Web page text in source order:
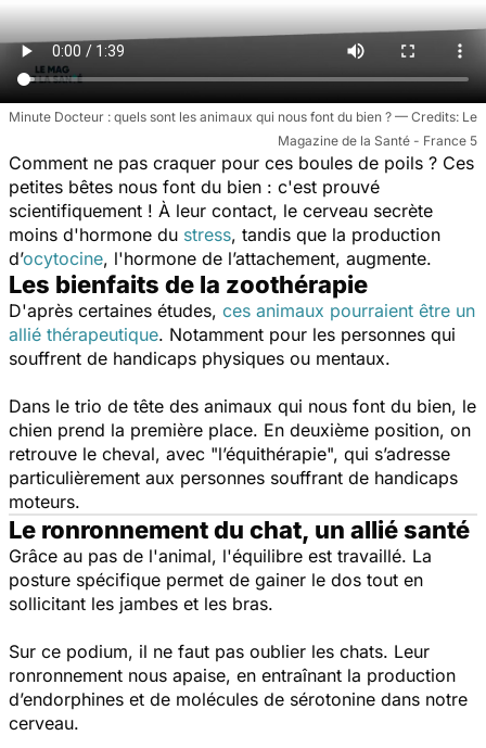
Minute Docteur : quels sont les animaux qui nous font du bien ?
Le
Magazine de la Santé - France 5
Comment ne pas craquer pour ces boules de poils ? Ces
petites bêtes nous font du bien : c'est prouvé
scientifiquement ! À leur contact, le cerveau secrète
moins d'hormone du stress, tandis que la production
d’ocytocine, l'hormone de l’attachement, augmente.
Les bienfaits de la zoothérapie
D'après certaines études, ces animaux pourraient être un
allié thérapeutique. Notamment pour les personnes qui
souffrent de handicaps physiques ou mentaux.
Dans le trio de tête des animaux qui nous font du bien, le
chien prend la première place. En deuxième position, on
retrouve le cheval, avec "l’équithérapie", qui s’adresse
particulièrement aux personnes souffrant de handicaps
moteurs.
Le ronronnement du chat, un allié santé
Grâce au pas de l'animal, l'équilibre est travaillé. La
posture spécifique permet de gainer le dos tout en
sollicitant les jambes et les bras.
Sur ce podium, il ne faut pas oublier les chats. Leur
ronronnement nous apaise, en entraînant la production
d’endorphines et de molécules de sérotonine dans notre
cerveau.